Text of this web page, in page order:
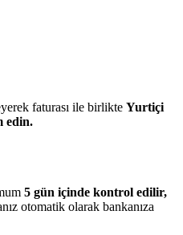
faturası ile birlikte Yurtiçi
edin.
5 gün içinde kontrol edilir,
otomatik olarak bankanıza